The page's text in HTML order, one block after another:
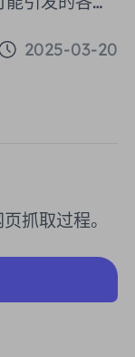
性。文中还
净度的有效
2025-03-20
抓取过程。